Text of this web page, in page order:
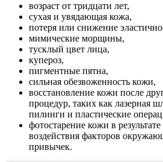
возраст от тридцати лет,
сухая и увядающая кожа,
потеря или снижение
мимические морщины,
тусклый цвет лица,
купероз,
пигментные пятна,
сильная обезвоженность кожи,
восстановление кожи после
процедур, таких как лазерная
пилинги и пластические
фотостарение кожи в
воздействия факторов
привычек.